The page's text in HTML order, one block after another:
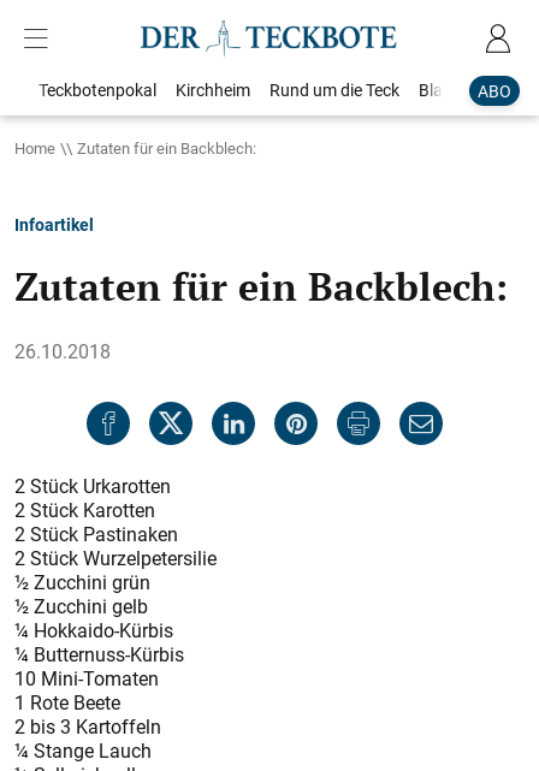
ABO
Teckbotenpokal Kirchheim Rund um die Teck Blaulicht
Home Zutaten für ein Backblech:
Infoartikel
Zutaten für ein Backblech:
26.10.2018
2 Stück Urkarotten
2 Stück Karotten
2 Stück Pastinaken
2 Stück Wurzelpetersilie
½ Zucchini grün
½ Zucchini gelb
¼ Hokkaido-Kürbis
¼ Butternuss-Kürbis
10 Mini-Tomaten
1 Rote Beete
2 bis 3 Kartoffeln
¼ Stange Lauch